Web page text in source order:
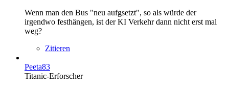
Wenn man den Bus "neu aufgsetzt", so als würde der
irgendwo festhängen, ist der KI Verkehr dann nicht erst mal
weg?
Zitieren
Peeta83
Titanic-Erforscher